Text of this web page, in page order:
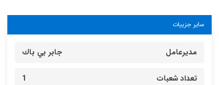
سایر جزییات
مدیرعامل جابر بي باك
تعداد شعبات 1